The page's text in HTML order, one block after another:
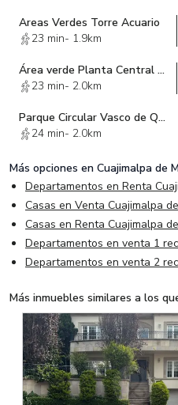
*Las medidas enunciadas son
exactas serán las que se
propiedad de cada inmueble.
*Toda transacción debe ser de
comerciales de la inmobiliaria y
Areas Verdes Torre Acuario
23 min- 1.9km
Área verde Planta Central de herramientas
23 min- 2.0km
Parque Circular Vasco de Quiroga-Santa Fe
24 min- 2.0km
Más opciones en Cuajimalpa de
Departamentos en Renta
Casas en Venta Cuajimalpa
Casas en Renta Cuajimalpa
Departamentos en venta 1
Departamentos en venta 2
Más inmuebles similares a los